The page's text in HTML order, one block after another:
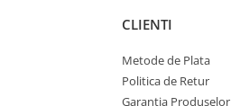
CLIENTI
Metode de Plata
Politica de Retur
Garantia Produselor